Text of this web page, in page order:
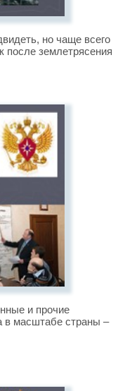
но чаще всего
после землетрясения
и прочие
масштабе страны –